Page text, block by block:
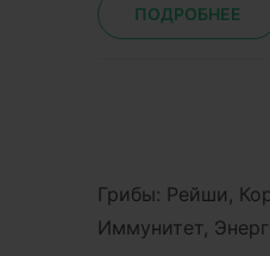
ПОДРОБНЕЕ
Грибы: Рейши,
Иммунитет,